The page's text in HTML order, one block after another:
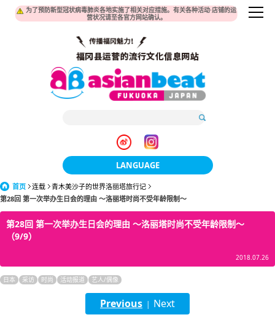
为了预防新型冠状病毒肺炎各地实施了相关对应措施。有关各种活动·店铺的运
营状况请至各官方网站确认。
LANGUAGE
日本語
한국어
ภาษาไทย
首页 连载
青木美沙子的世界洛丽塔旅行记
第28回 第一次举办生日会的理由 ～洛丽塔时尚不受年龄限制～
第28回 第一次举办生日会的理由 ～洛丽塔时尚不受年龄限制～
（9/9）
2018.07.26
日本 采访 时尚 活动报道 艺人/偶像
Previous | Next